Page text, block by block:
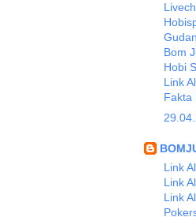
Bom
Hobi
Link
Fakta
Link
Link
Link